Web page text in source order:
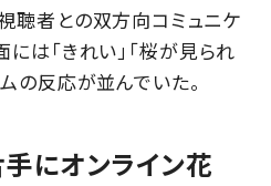
聴者との双方向コミュニケ
は「きれい」「桜が見られ
の反応が並んでいた。
にオンライン花